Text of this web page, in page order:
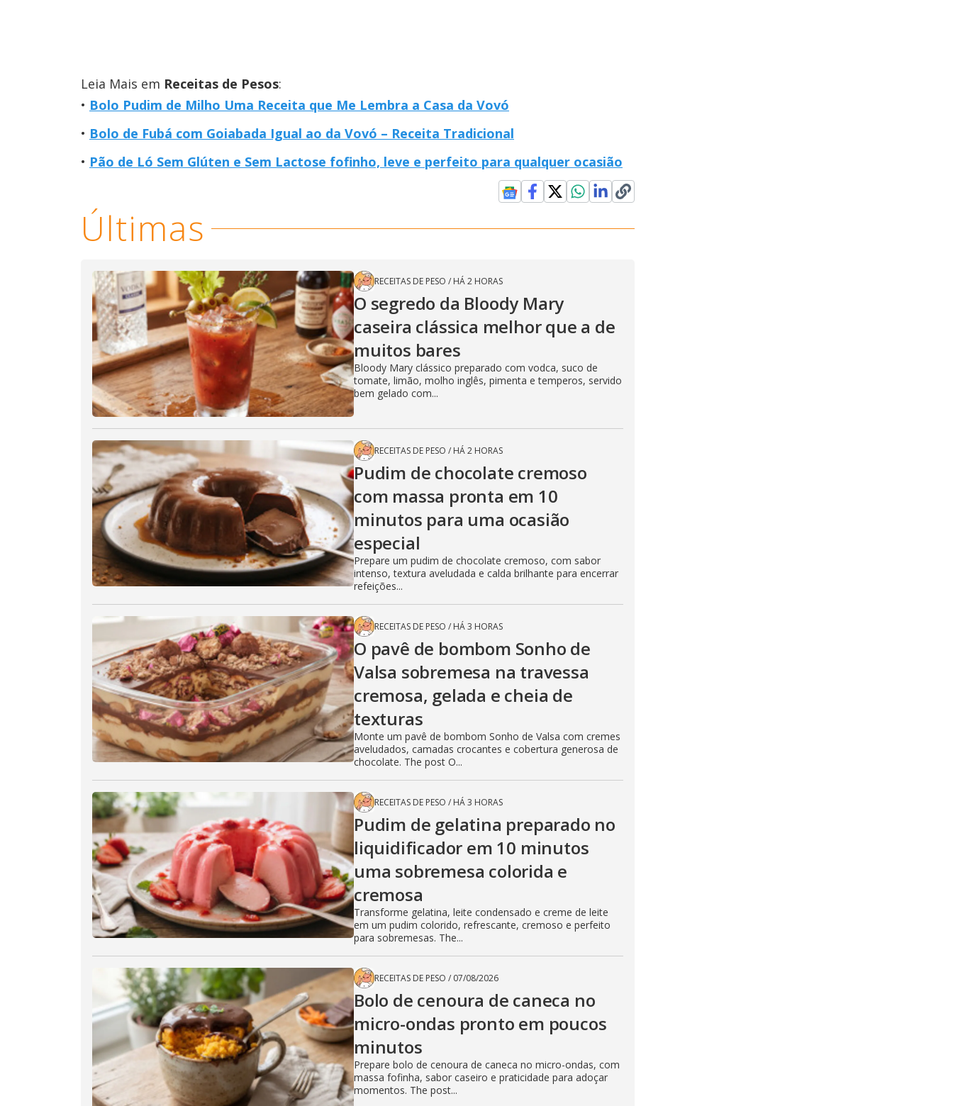
Leia Mais em Receitas de Pesos:
Bolo Pudim de Milho Uma Receita que Me Lembra a Casa da Vovó
Bolo de Fubá com Goiabada Igual ao da Vovó – Receita Tradicional
Pão de Ló Sem Glúten e Sem Lactose fofinho, leve e perfeito para qualquer ocasião
Últimas
RECEITAS DE PESO / HÁ 2 HORAS
O segredo da Bloody Mary
caseira clássica melhor que a de
muitos bares
Bloody Mary clássico preparado com vodca, suco de
tomate, limão, molho inglês, pimenta e temperos, servido
bem gelado com...
RECEITAS DE PESO / HÁ 2 HORAS
Pudim de chocolate cremoso
com massa pronta em 10
minutos para uma ocasião
especial
Prepare um pudim de chocolate cremoso, com sabor
intenso, textura aveludada e calda brilhante para encerrar
refeições...
RECEITAS DE PESO / HÁ 3 HORAS
O pavê de bombom Sonho de
Valsa sobremesa na travessa
cremosa, gelada e cheia de
texturas
Monte um pavê de bombom Sonho de Valsa com cremes
aveludados, camadas crocantes e cobertura generosa de
chocolate. The post O...
RECEITAS DE PESO / HÁ 3 HORAS
Pudim de gelatina preparado no
liquidificador em 10 minutos
uma sobremesa colorida e
cremosa
Transforme gelatina, leite condensado e creme de leite
em um pudim colorido, refrescante, cremoso e perfeito
para sobremesas. The...
RECEITAS DE PESO / 07/08/2026
Bolo de cenoura de caneca no
micro-ondas pronto em poucos
minutos
Prepare bolo de cenoura de caneca no micro-ondas, com
massa fofinha, sabor caseiro e praticidade para adoçar
momentos. The post...